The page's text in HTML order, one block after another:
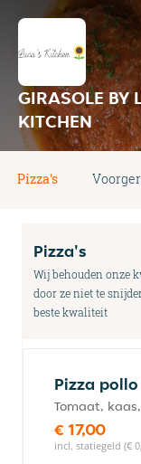
GIRASOLE BY
KITCHEN
Pizza's
Pizza's
Wij behouden onze
door ze niet te
beste kwaliteit
Pizza
Tomaat,
€ 17,00
incl. statiegeld (€